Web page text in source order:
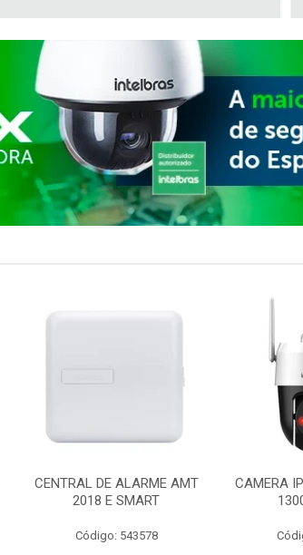
CENTRAL DE ALARME AMT
2018 E SMART
Código: 543578
CAMERA